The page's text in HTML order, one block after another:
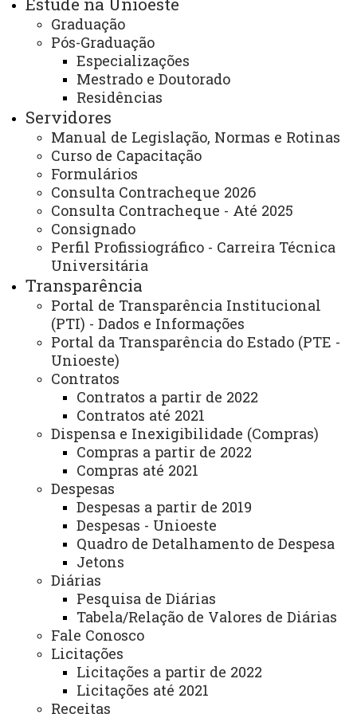
Graduação
Pós-Graduação
Especializações
Mestrado e Doutorado
Residências
Servidores
Manual de Legislação, Normas e Rotinas
Curso de Capacitação
Formulários
Consulta Contracheque 2026
Consulta Contracheque - Até 2025
Consignado
Perfil Profissiográfico - Carreira Técnica
Universitária
Transparência
Portal de Transparência Institucional
(PTI) - Dados e Informações
Portal da Transparência do Estado (PTE -
Unioeste)
Contratos
Contratos a partir de 2022
Contratos até 2021
Dispensa e Inexigibilidade (Compras)
Compras a partir de 2022
Compras até 2021
Despesas
Despesas a partir de 2019
Despesas - Unioeste
Quadro de Detalhamento de Despesa
Jetons
Diárias
Pesquisa de Diárias
Tabela/Relação de Valores de Diárias
Fale Conosco
Licitações
Licitações a partir de 2022
Licitações até 2021
Receitas
resposta ao relatório da Comissão de Avaliação
Externa e atribui o conceito
acordo com a relação semântico-conceitual da
Deliberação 001/2017-CEE, corresponde ao valor
numérico 5.
Inicialmente resultante da congregação de
faculdades municipais isoladas, criadas em Cascavel
(FECIVEL, 1972), em Foz do Iguaçu (FACISA, 1979),
em Marechal Candido Rondon (FACIMAR, 1980) e
em Toledo (FACITOL, 1980). Em 24/07/1998, por
meio da Lei Estadual n° 12.235/98, foi autorizada a
incorporação da FACIBEL à Unioeste e o Decreto
Estadual 995/99 institui o Campus de Francisco
Beltrão. A Unioeste abrange um total de 94
municípios sendo 52 municípios na região oeste e 42
municípios na região sudoeste do Paraná.
Em Dezembro de 2000, houve a
transformação de Hospital Regional de Cascavel em
Hospital Universitário do Oeste do Paraná – HUOP e
a transferência deste para a Unioeste, por meio da Lei
13.029/2000, de 27 de Dezembro de 2000 dando
suporte, inicialmente, às atividades do cursos de
medicina, enfermagem, farmácia, fisioterapia e
odontologia.
Decreto de Recredenciamento
Aprovado em 2020